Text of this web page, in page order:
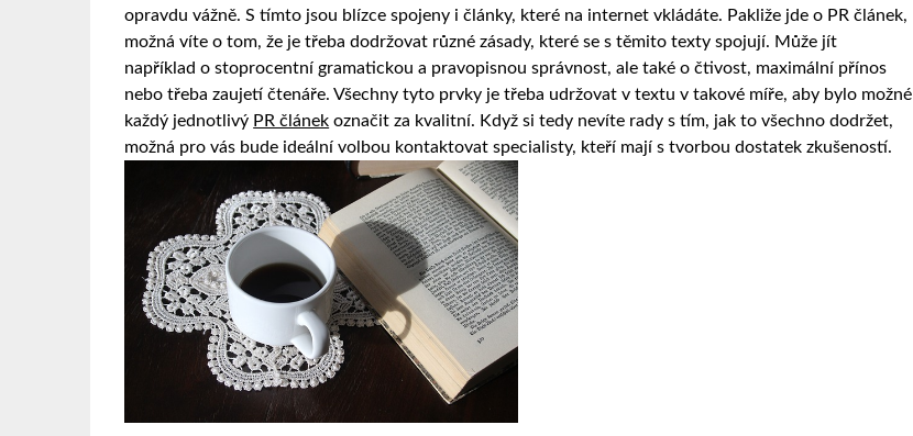
opravdu vážně. S tímto jsou blízce spojeny i články, které na internet vkládáte. Pakliže jde o PR článek,
možná víte o tom, že je třeba dodržovat různé zásady, které se s těmito texty spojují. Může jít
například o stoprocentní gramatickou a pravopisnou správnost, ale také o čtivost, maximální přínos
nebo třeba zaujetí čtenáře. Všechny tyto prvky je třeba udržovat v textu v takové míře, aby bylo možné
každý jednotlivý PR článek označit za kvalitní. Když si tedy nevíte rady s tím, jak to všechno dodržet,
možná pro vás bude ideální volbou kontaktovat specialisty, kteří mají s tvorbou dostatek zkušeností.